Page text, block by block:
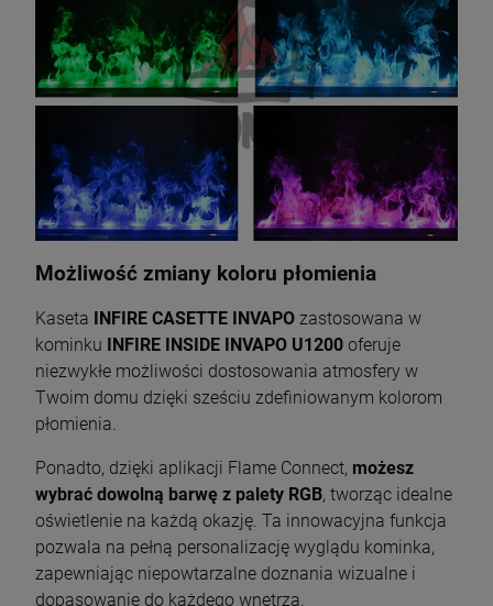
Możliwość zmiany koloru płomienia
Kaseta INFIRE CASETTE INVAPO zastosowana w
kominku
INFIRE INSIDE INVAPO U1200 oferuje
niezwykłe możliwości dostosowania atmosfery w
Twoim domu dzięki sześciu zdefiniowanym kolorom
płomienia.
Ponadto, dzięki aplikacji Flame Connect, możesz
wybrać dowolną barwę z palety RGB, tworząc idealne
oświetlenie na każdą okazję. Ta innowacyjna funkcja
pozwala na pełną personalizację wyglądu kominka,
zapewniając niepowtarzalne doznania wizualne i
dopasowanie do każdego wnętrza.